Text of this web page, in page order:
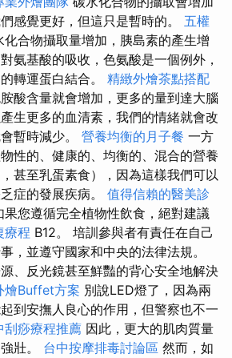
感覺更好，但這只是暫時的。 五權
化合物攝取量增加，胰島素的產生增
氨基酸的吸收，色氨酸是一個例外，
轉運蛋白結合。 精緻外燴茶點搭配
酸含量就會增加，更多的量到達大腦
生更多的血清素，我們的情緒就會改
暫時減少。 營養均衡的月子餐 一方
性的、健康的、均衡的、混合的營養
甚至乳蛋素食），因為這樣我們可以
症的發展疾病。 值得信賴的醫美診
果您遵循完全植物性飲食，絕對建議
療程 B12。 培訓參與者有責任在自己
，並遵守國家和中央的法律法規。
、反光鏡甚至鮮豔的背心安全地解決
燴Buffet方案 別說LED燈了，因為兩
到安撫人良心的作用，但警察也不一
刮痧療程推薦 因此，更大的肌肉質量
壯。 台中按摩排毒討論區 然而，如